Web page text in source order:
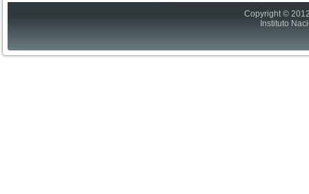
Copyright ©
Instituto